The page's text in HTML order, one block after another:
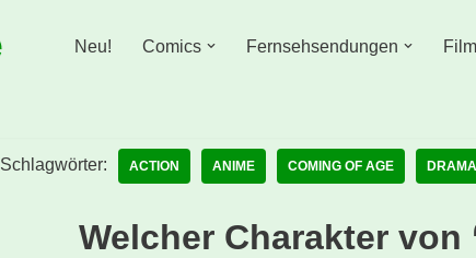
Neu! Comics Fernsehsendungen
Schlagwörter: ACTION ANIME COMING OF AGE DRAMA
Welcher Charakter von